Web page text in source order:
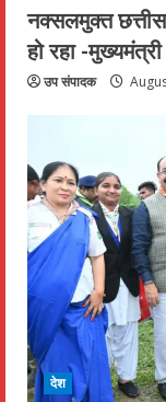
नक्सलमुक्त
हो रहा -मुख्यमंत्री
उप संपादक
देश